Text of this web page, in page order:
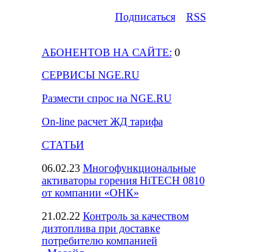
Подпиcаться
RSS
АБОНЕНТОВ НА САЙТЕ: 0
СЕРВИСЫ NGE.RU
Размести спрос на NGE.RU
On-line расчет ЖД тарифа
СТАТЬИ
06.02.23 Многофункциональные
активаторы горения HiTECH 0810
от компании «ОНК»
21.02.22 Контроль за качеством
дизтоплива при доставке
потребителю компанией